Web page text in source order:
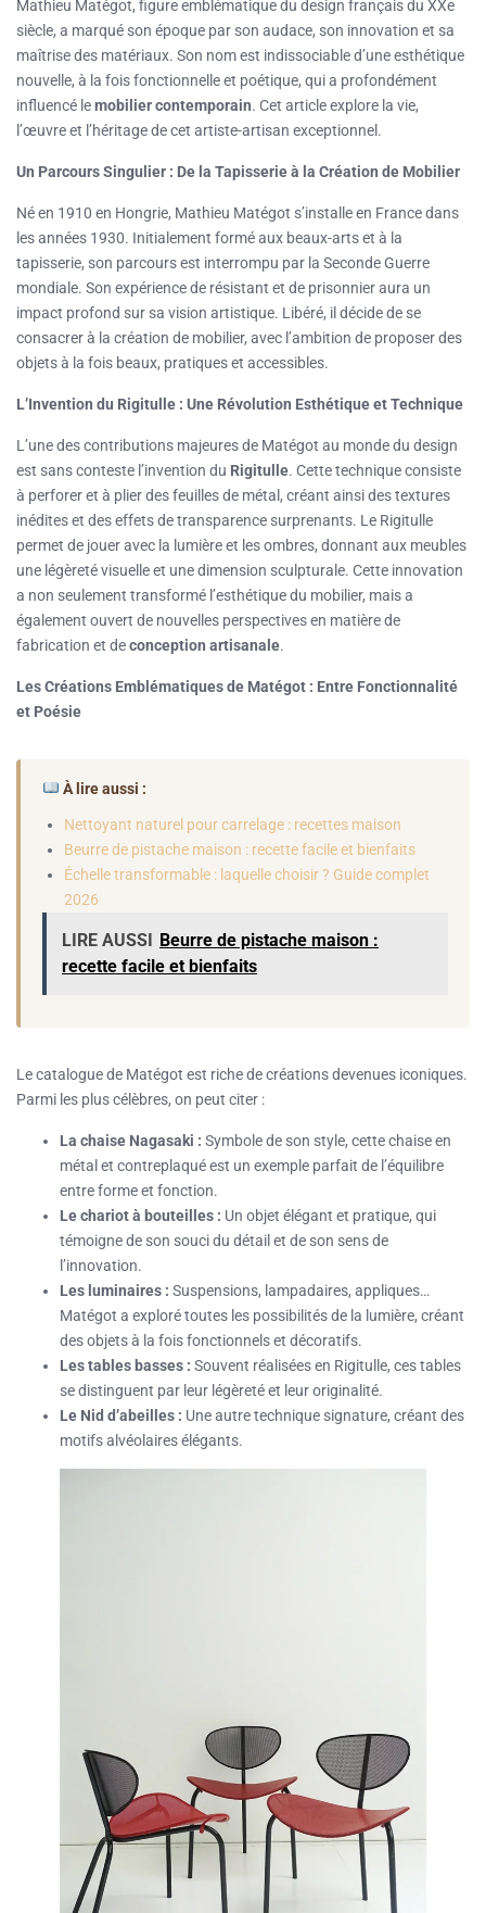
Mathieu Matégot, figure emblématique du design français du XXe
siècle, a marqué son époque par son audace, son innovation et sa
maîtrise des matériaux. Son nom est indissociable d’une esthétique
nouvelle, à la fois fonctionnelle et poétique, qui a profondément
influencé lemobilier contemporain. Cet article explore la vie,
l’œuvre et l’héritage de cet artiste-artisan exceptionnel.
Un Parcours Singulier : De la Tapisserie à la Création de Mobilier
Né en 1910 en Hongrie, Mathieu Matégot s’installe en France dans
les années 1930. Initialement formé aux beaux-arts et à la
tapisserie, son parcours est interrompu par la Seconde Guerre
mondiale. Son expérience de résistant et de prisonnier aura un
impact profond sur sa vision artistique. Libéré, il décide de se
consacrer à la création de mobilier, avec l’ambition de proposer des
objets à la fois beaux, pratiques et accessibles.
L’Invention du Rigitulle : Une Révolution Esthétique et Technique
L’une des contributions majeures de Matégot au monde du design
est sans conteste l’invention du Rigitulle. Cette technique consiste
à perforer et à plier des feuilles de métal, créant ainsi des textures
inédites et des effets de transparence surprenants. Le Rigitulle
permet de jouer avec la lumière et les ombres, donnant aux meubles
une légèreté visuelle et une dimension sculpturale. Cette innovation
a non seulement transformé l’esthétique du mobilier, mais a
également ouvert de nouvelles perspectives en matière de
fabrication et deconception artisanale.
Les Créations Emblématiques de Matégot : Entre Fonctionnalité
et Poésie
À lire aussi :
Nettoyant naturel pour carrelage : recettes maison
Beurre de pistache maison : recette facile et bienfaits
Échelle transformable : laquelle choisir ? Guide complet
2026
LIRE AUSSI Beurre de pistache maison :
recette facile et bienfaits
Le catalogue de Matégot est riche de créations devenues iconiques.
Parmi les plus célèbres, on peut citer :
La chaise Nagasaki : Symbole de son style, cette chaise en
métal et contreplaqué est un exemple parfait de l’équilibre
entre forme et fonction.
Le chariot à bouteilles : Un objet élégant et pratique, qui
témoigne de son souci du détail et de son sens de
l’innovation.
Les luminaires : Suspensions, lampadaires, appliques…
Matégot a exploré toutes les possibilités de la lumière, créant
des objets à la fois fonctionnels et décoratifs.
Les tables basses : Souvent réalisées en Rigitulle, ces tables
se distinguent par leur légèreté et leur originalité.
Le Nid d’abeilles : Une autre technique signature, créant des
motifs alvéolaires élégants.